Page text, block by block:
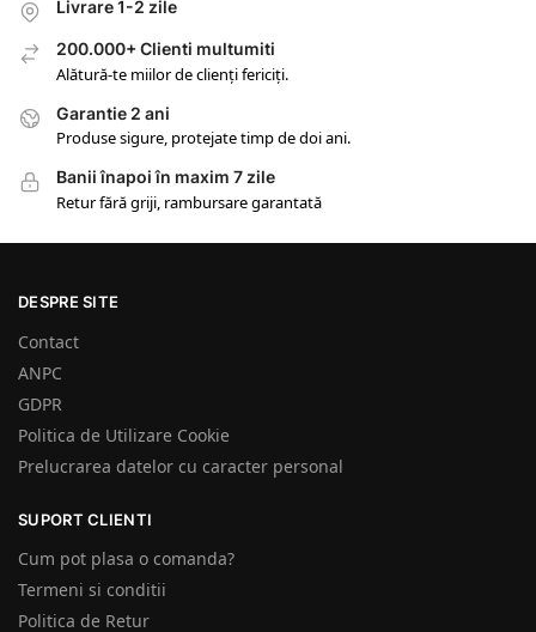
Livrare 1-2 zile
200.000+ Clienti multumiti
Alătură-te miilor de clienți fericiți.
Garantie 2 ani
Produse sigure, protejate timp de doi ani.
Banii înapoi în maxim 7 zile
Retur fără griji, rambursare garantată
DESPRE SITE
Contact
ANPC
GDPR
Politica de Utilizare Cookie
Prelucrarea datelor cu caracter personal
SUPORT CLIENTI
Cum pot plasa o comanda?
Termeni si conditii
Politica de Retur